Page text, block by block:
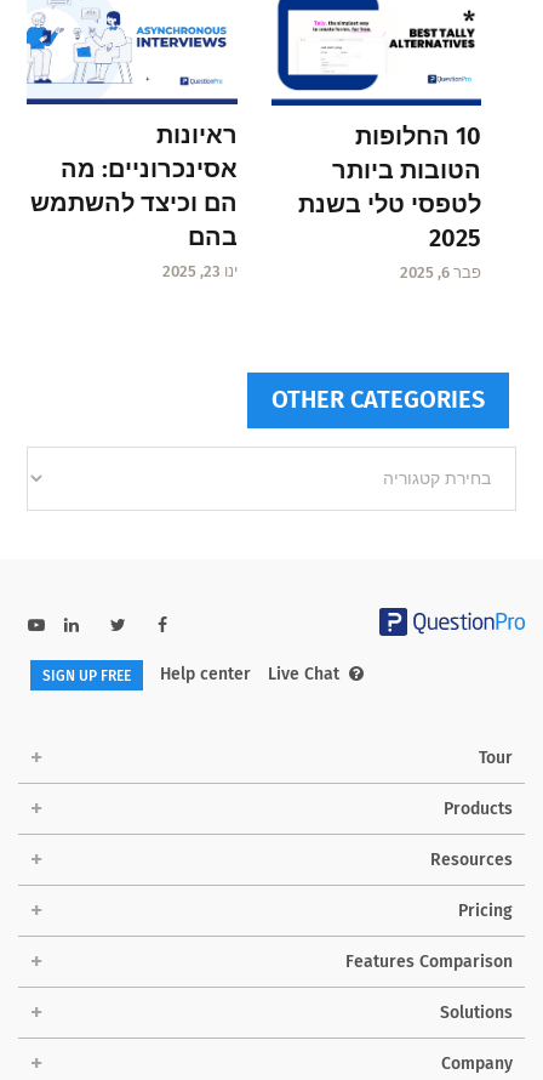
10 החלופות
הטובות ביותר
לטפסי טלי בשנת
2025
פבר 6, 2025
ראיונות
אסינכרוניים: מה
הם וכיצד להשתמש
בהם
ינו 23, 2025
OTHER CATEGORIES
categories
Help center Live Chat
SIGN UP FREE
Tour
Products
Resources
Pricing
Features Comparison
Solutions
Company